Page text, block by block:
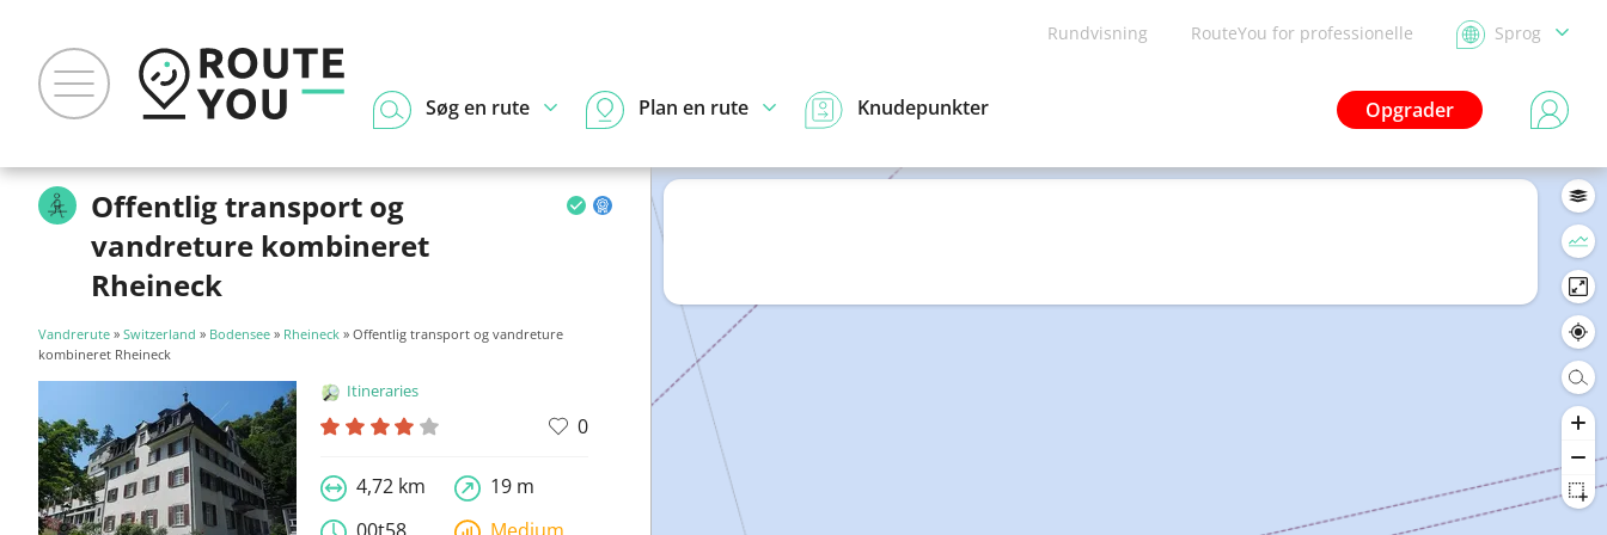
Rundvisning RouteYou for professionelle Sprog
Opgrader
Søg en rute Plan en rute Knudepunkter
Offentlig transport og
vandreture kombineret
Rheineck
Vandrerute » Switzerland » Bodensee » Rheineck » Offentlig transport og vandreture
kombineret Rheineck
Itineraries
0
4,72 km
19 m